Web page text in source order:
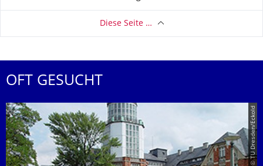
Diese Seite …
OFT GESUCHT
© TU Dresden/Eckold